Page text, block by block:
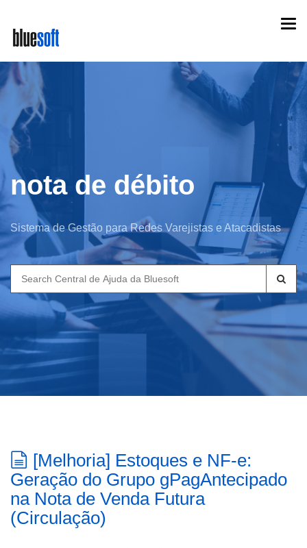
main
content
nota de débito
Sistema de Gestão para Redes Varejistas e Atacadistas
Search
for:
[Melhoria] Estoques e NF-e:
Geração do Grupo gPagAntecipado
na Nota de Venda Futura
(Circulação)